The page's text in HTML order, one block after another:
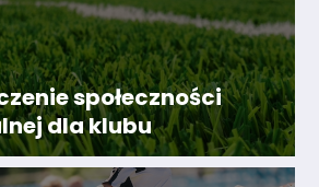
społeczności
dla klubu